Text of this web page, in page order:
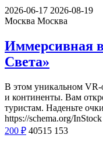
2026-06-17 2026-08-19
Москва Москва
Иммерсивная
Света»
В этом уникальном VR-
и континенты. Вам
туристам. Наденьте
https://schema.org/InStock
200 ₽ 40515 153